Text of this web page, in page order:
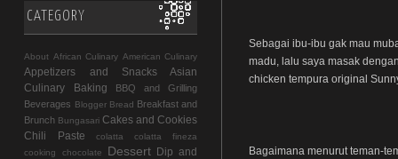
CATEGORY
About African Culinary American Culinary
Appetizers and Snacks
Asian
Culinary
Baking
BBQ and Grilling
Beverages Blogger Bread Breakfast and
Brunch Bungasari Cakes and Cookies
Chili Paste
colatta
colatta fineza
cooking chocolate
Dessert Dip and
Sebagai ibu-ibu gak mau
madu, lalu saya masak
chicken tempura original
Bagaimana menurut teman-